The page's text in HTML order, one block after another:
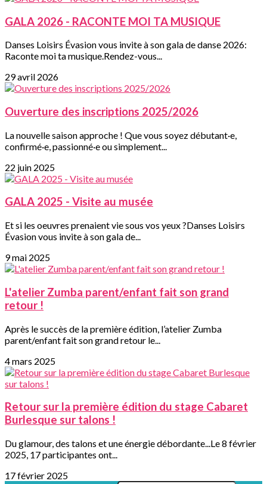
GALA 2026 - RACONTE MOI TA MUSIQUE
Danses Loisirs Évasion vous invite à son gala de danse 2026:
Raconte moi ta musique.Rendez-vous...
29 avril 2026
Ouverture des inscriptions 2025/2026
La nouvelle saison approche ! Que vous soyez débutant·e,
confirmé·e, passionné·e ou simplement...
22 juin 2025
GALA 2025 - Visite au musée
Et si les oeuvres prenaient vie sous vos yeux ?Danses Loisirs
Évasion vous invite à son gala de...
9 mai 2025
L'atelier Zumba parent/enfant fait son grand
retour !
Après le succès de la première édition, l’atelier Zumba
parent/enfant fait son grand retour le...
4 mars 2025
Retour sur la première édition du stage Cabaret
Burlesque sur talons !
Du glamour, des talons et une énergie débordante...Le 8 février
2025, 17 participantes ont...
17 février 2025